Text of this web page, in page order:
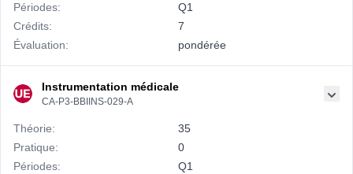
Périodes:
Q1
Crédits:
7
Évaluation:
pondérée
Instrumentation médicale
CA-P3-BBIINS-029-A
Théorie:
35
Pratique:
0
Périodes:
Q1